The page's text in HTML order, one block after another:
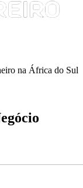
na África do Sul